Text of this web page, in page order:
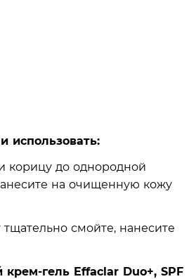
использовать:
корицу до однородной
на очищенную кожу
смойте, нанесите
гель Effaclar Duo+, SPF